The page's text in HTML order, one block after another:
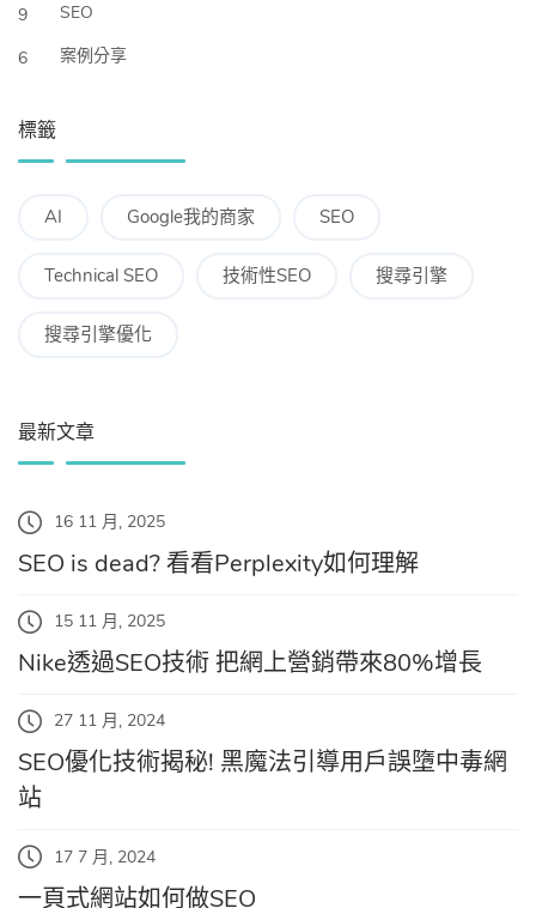
9
SEO
6
案例分享
標籤
AI Google我的商家 SEO
Technical SEO 技術性SEO 搜尋引擎
搜尋引擎優化
最新文章
16 11 月, 2025
SEO is dead? 看看Perplexity如何理解
15 11 月, 2025
Nike透過SEO技術 把網上營銷帶來80%增長
27 11 月, 2024
SEO優化技術揭秘! 黑魔法引導用戶誤墮中毒網
站
17 7 月, 2024
一頁式網站如何做SEO